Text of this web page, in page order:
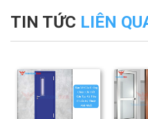
TIN TỨC LIÊN